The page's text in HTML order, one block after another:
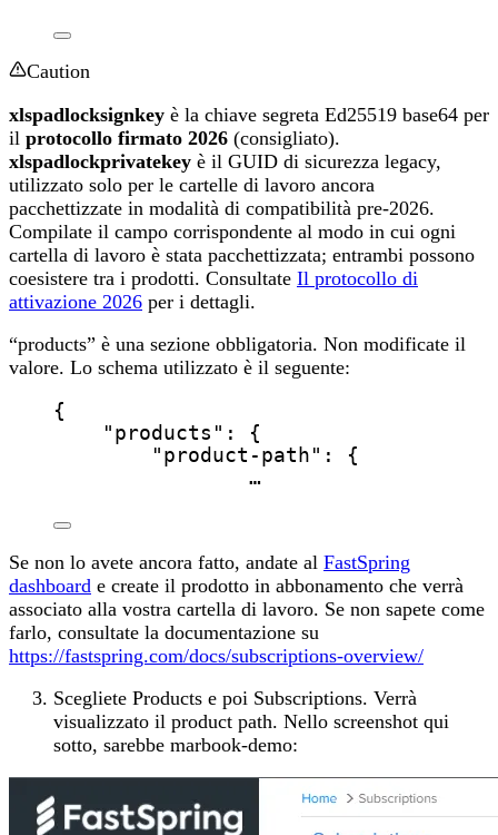
Caution
xlspadlocksignkey è la chiave segreta Ed25519 base64 per
il protocollo firmato 2026 (consigliato).
xlspadlockprivatekey è il GUID di sicurezza legacy,
utilizzato solo per le cartelle di lavoro ancora
pacchettizzate in modalità di compatibilità pre-2026.
Compilate il campo corrispondente al modo in cui ogni
cartella di lavoro è stata pacchettizzata; entrambi possono
coesistere tra i prodotti. Consultate Il protocollo di
attivazione 2026 per i dettagli.
“products” è una sezione obbligatoria. Non modificate il
valore. Lo schema utilizzato è il seguente:
{
"products" : {
"product-path" : {
…
Se non lo avete ancora fatto, andate al FastSpring
dashboard e create il prodotto in abbonamento che verrà
associato alla vostra cartella di lavoro. Se non sapete come
farlo, consultate la documentazione su
https://fastspring.com/docs/subscriptions-overview/
Scegliete Products e poi Subscriptions. Verrà
visualizzato il product path. Nello screenshot qui
sotto, sarebbe marbook-demo: